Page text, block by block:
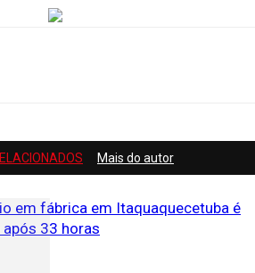
Mais do autor
em fábrica em Itaquaquecetuba é
33 horas